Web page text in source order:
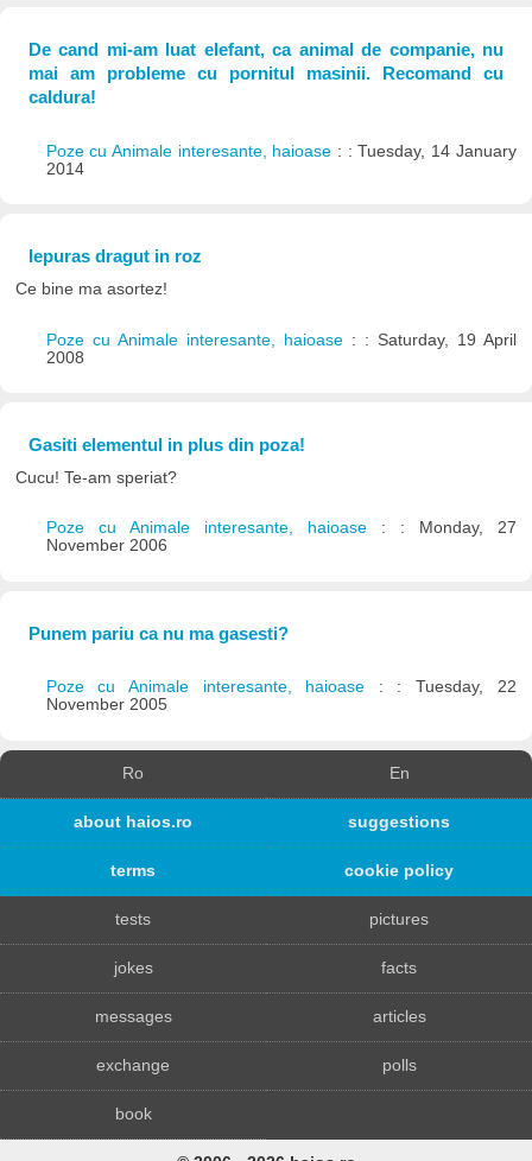
De cand mi-am luat elefant, ca animal de companie, nu
mai am probleme cu pornitul masinii. Recomand cu
caldura!
Poze cu Animale interesante, haioase : : Tuesday, 14 January
2014
Iepuras dragut in roz
Ce bine ma asortez!
Poze cu Animale interesante, haioase : : Saturday, 19 April
2008
Gasiti elementul in plus din poza!
Cucu! Te-am speriat?
Poze cu Animale interesante, haioase : : Monday, 27
November 2006
Punem pariu ca nu ma gasesti?
Poze cu Animale interesante, haioase : : Tuesday, 22
November 2005
Ro En
about haios.ro suggestions
terms cookie policy
tests pictures
jokes facts
messages articles
exchange polls
book